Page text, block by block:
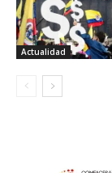
Actualidad